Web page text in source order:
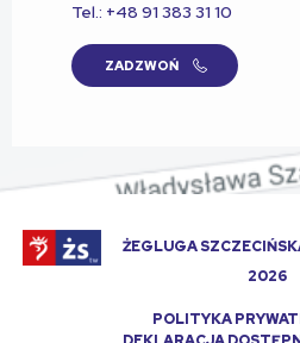
Tel.: +48 91 383 31 10
ZADZWOŃ
ŻEGLUGA
2026
POLITYKA